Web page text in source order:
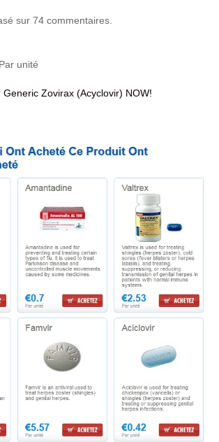
sur 74 commentaires.
Par unité
Zovirax (Acyclovir) NOW!